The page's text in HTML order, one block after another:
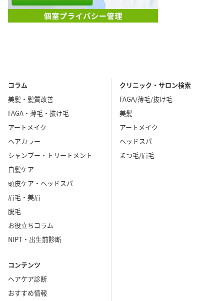
コラム
美髪・髪質改善
FAGA・薄毛・抜け毛
アートメイク
ヘアカラー
シャンプー・トリートメント
白髪ケア
頭皮ケア・ヘッドスパ
眉毛・美眉
脱毛
お役立ちコラム
NIPT・出生前診断
コンテンツ
ヘアケア診断
おすすめ情報
クリニック・サロン検索
FAGA/薄毛/抜け毛
美髪
アートメイク
ヘッドスパ
まつ毛/眉毛